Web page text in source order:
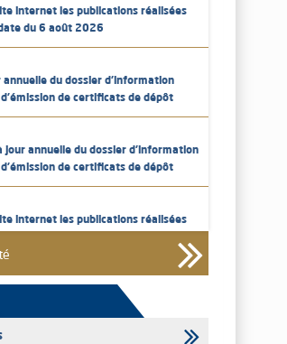
internet les publications réalisées
du 6 août 2026
annuelle du dossier d’information
de certificats de dépôt
jour annuelle du dossier d’information
de certificats de dépôt
internet les publications réalisées
internet les publications réalisées
du 4 août 2026